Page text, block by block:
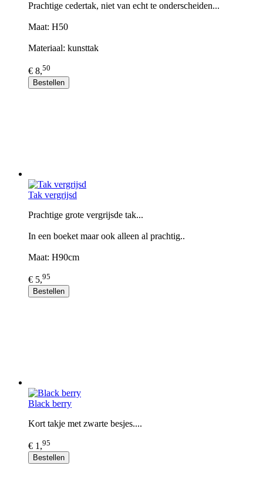
Prachtige cedertak, niet van echt te onderscheiden...
Maat: H50
Materiaal: kunsttak
€ 8,50
Bestellen
Tak vergrijsd
Prachtige grote vergrijsde tak...
In een boeket maar ook alleen al prachtig..
Maat: H90cm
€ 5,95
Bestellen
Black berry
Kort takje met zwarte besjes....
€ 1,95
Bestellen